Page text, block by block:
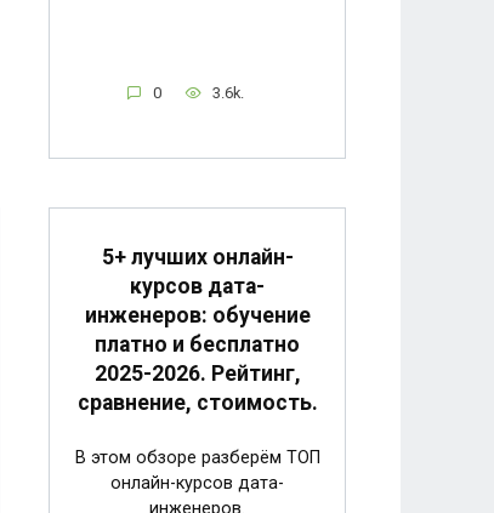
0 3.6k.
5+ лучших онлайн-
курсов дата-
инженеров: обучение
платно и бесплатно
2025-2026. Рейтинг,
сравнение, стоимость.
В этом обзоре разберём ТОП
онлайн-курсов дата-